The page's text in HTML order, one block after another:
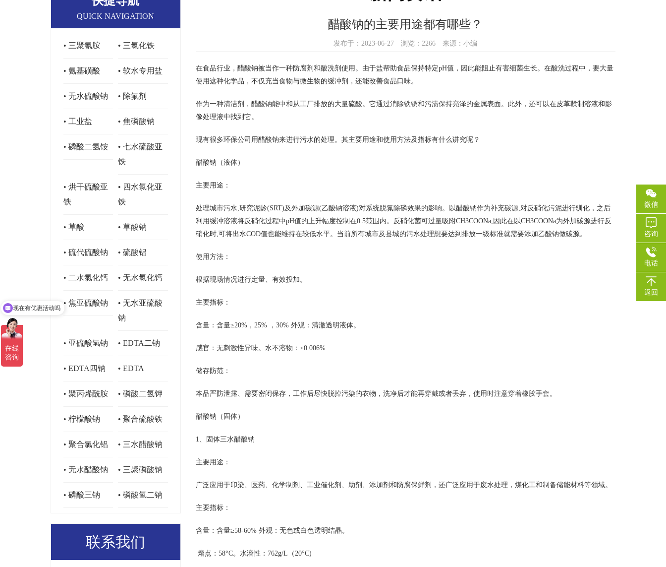
QUICK NAVIGATION
• 三聚氰胺 • 三氯化铁
• 氨基磺酸 • 软水专用盐
• 无水硫酸钠 • 除氟剂
• 工业盐 • 焦磷酸钠
• 磷酸二氢铵
• 七水硫酸亚
铁
• 烘干硫酸亚
铁
• 四水氯化亚
铁
• 草酸 • 草酸钠
• 硫代硫酸钠 • 硫酸铝
• 二水氯化钙 • 无水氯化钙
• 焦亚硫酸钠
• 无水亚硫酸
钠
• 亚硫酸氢钠 • EDTA二钠
• EDTA四钠 • EDTA
• 聚丙烯酰胺 • 磷酸二氢钾
• 柠檬酸钠 • 聚合硫酸铁
• 聚合氯化铝 • 三水醋酸钠
• 无水醋酸钠 • 三聚磷酸钠
• 磷酸三钠 • 磷酸氢二钠
联系我们
醋酸钠的主要用途都有哪些？
发布于：2023-06-27 浏览：2266 来源：小编
在食品行业，醋酸钠被当作一种防腐剂和酸洗剂使用。由于盐帮助食品保持特定pH值，因此能阻止有害细菌生长。在酸洗过程中，要大量
使用这种化学品，不仅充当食物与微生物的缓冲剂，还能改善食品口味。
作为一种清洁剂，醋酸钠能中和从工厂排放的大量硫酸。它通过消除铁锈和污渍保持亮泽的金属表面。此外，还可以在皮革鞣制溶液和影
像处理液中找到它。
现有很多环保公司用醋酸钠来进行污水的处理。其主要用途和使用方法及指标有什么讲究呢？
醋酸钠（液体）
主要用途：
处理城市污水,研究泥龄(SRT)及外加碳源(乙酸钠溶液)对系统脱氮除磷效果的影响。以醋酸钠作为补充碳源,对反硝化污泥进行驯化，之后
利用缓冲溶液将反硝化过程中pH值的上升幅度控制在0.5范围内。反硝化菌可过量吸附CH3COONa,因此在以CH3COONa为外加碳源进行反
硝化时,可将出水COD值也能维持在较低水平。当前所有城市及县城的污水处理想要达到排放一级标准就需要添加乙酸钠做碳源。
使用方法：
根据现场情况进行定量、有效投加。
主要指标：
含量：含量≥20%，25% ，30% 外观：清澈透明液体。
感官：无刺激性异味。水不溶物：≤0.006%
储存防范：
本品严防泄露、需要密闭保存，工作后尽快脱掉污染的衣物，洗净后才能再穿戴或者丢弃，使用时注意穿着橡胶手套。
醋酸钠（固体）
1、固体三水醋酸钠
主要用途：
广泛应用于印染、医药、化学制剂、工业催化剂、助剂、添加剂和防腐保鲜剂，还广泛应用于废水处理，煤化工和制备储能材料等领域。
主要指标：
含量：含量≥58-60% 外观：无色或白色透明结晶。
熔点：58°C。水溶性：762g/L（20°C)
微信
咨询
电话
返回
现在有优惠活动吗